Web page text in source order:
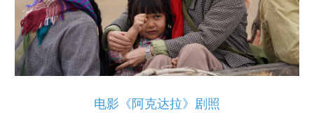
电影《阿克达拉》剧照